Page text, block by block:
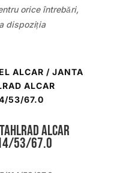
orice întrebări,
dispoziția
ALCAR / JANTA
ALCAR
53/67.0
ALCAR
53/67.0